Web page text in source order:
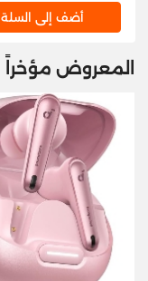
أضف إلى السلة
المعروض مؤخراً